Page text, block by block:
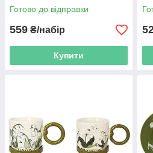
Готово до відправки
559 ₴/набір
Купити